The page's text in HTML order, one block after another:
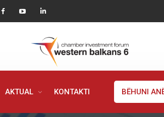
AKTUAL KONTAKTI BËHUNI